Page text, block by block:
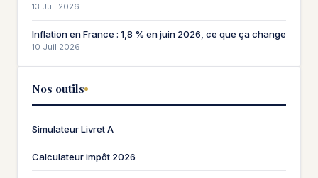
13 Juil 2026
Inflation en France : 1,8 % en juin 2026, ce que ça change
10 Juil 2026
Nos outils
Simulateur Livret A
Calculateur impôt 2026